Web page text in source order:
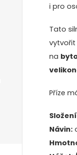
i pro
Tato
vytvořit
na
Příze
Návin: